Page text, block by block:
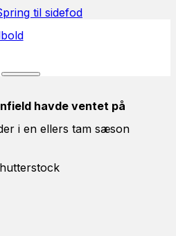
til sidefod
havde ventet på
i en ellers tam sæson